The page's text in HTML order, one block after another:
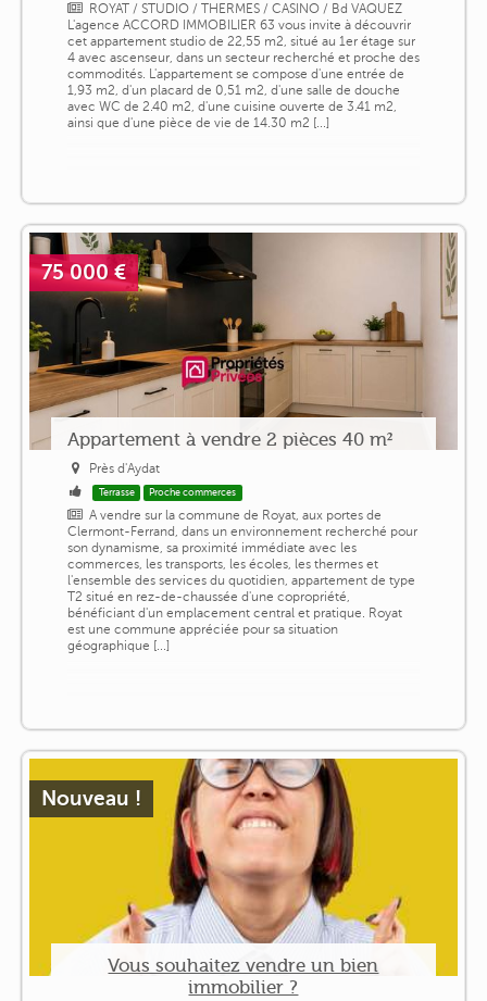
ROYAT / STUDIO / THERMES / CASINO / Bd VAQUEZ
L'agence ACCORD IMMOBILIER 63 vous invite à découvrir
cet appartement studio de 22,55 m2, situé au 1er étage sur
4 avec ascenseur, dans un secteur recherché et proche des
commodités. L'appartement se compose d'une entrée de
1,93 m2, d'un placard de 0,51 m2, d'une salle de douche
avec WC de 2.40 m2, d'une cuisine ouverte de 3.41 m2,
ainsi que d'une pièce de vie de 14.30 m2 [...]
75 000 €
Appartement à vendre 2 pièces 40 m²
Près d'Aydat
Terrasse Proche commerces
A vendre sur la commune de Royat, aux portes de
Clermont-Ferrand, dans un environnement recherché pour
son dynamisme, sa proximité immédiate avec les
commerces, les transports, les écoles, les thermes et
l'ensemble des services du quotidien, appartement de type
T2 situé en rez-de-chaussée d'une copropriété,
bénéficiant d'un emplacement central et pratique. Royat
est une commune appréciée pour sa situation
géographique [...]
Nouveau !
Vous souhaitez vendre un bien
immobilier ?